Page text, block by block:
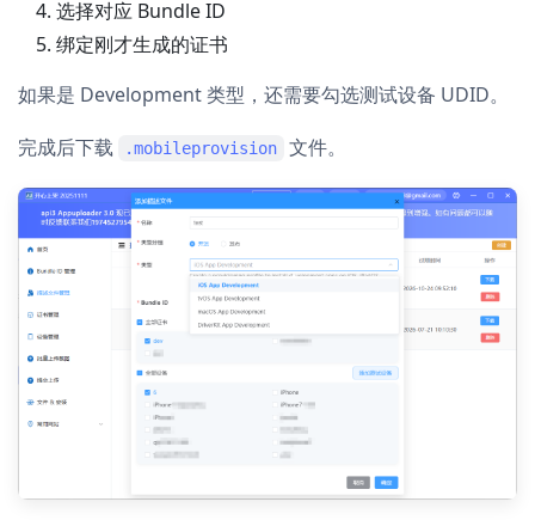
选择对应 Bundle ID
绑定刚才生成的证书
如果是 Development 类型，还需要勾选测试设备 UDID。
完成后下载
.mobileprovision 文件。